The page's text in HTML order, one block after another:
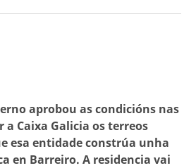
aprobou as condicións nas
a Caixa Galicia os terreos
esa entidade constrúa unha
en Barreiro. A residencia vai